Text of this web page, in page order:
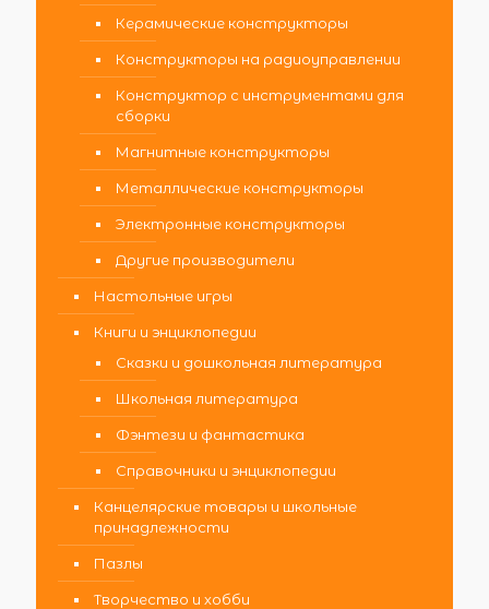
Керамические конструкторы
Конструкторы на радиоуправлении
Конструктор с инструментами для
сборки
Магнитные конструкторы
Металлические конструкторы
Электронные конструкторы
Другие производители
Настольные игры
Книги и энциклопедии
Сказки и дошкольная литература
Школьная литература
Фэнтези и фантастика
Справочники и энциклопедии
Канцелярские товары и школьные
принадлежности
Пазлы
Творчество и хобби